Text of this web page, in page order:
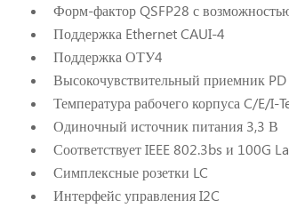
Форм-фактор QSFP28 с
Поддержка Ethernet CAUI-4
Поддержка ОТУ4
Высокочувствительный приемник PD
Температура рабочего корпуса C/E/I-
Одиночный источник питания 3,3 В
Соответствует IEEE 802.3bs и 100G
Симплексные розетки LC
Интерфейс управления I2C